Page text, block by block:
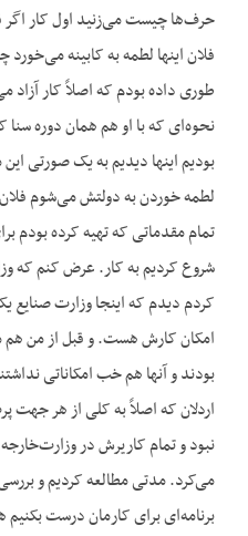
حرف‌ها چیست می‌زنید اول کار اگر
فلان اینها لطمه به کابینه می‌خورد
طوری داده بودم که اصلاً کار آزاد
نحوه‌ای که با او هم همان دوره
بودیم اینها دیدیم به یک صورتی
لطمه خوردن به دولتش می‌شوم
تمام مقدماتی که تهیه کرده بودم
شروع کردیم به کار. عرض کنم که
کردم دیدم که اینجا وزارت
امکان کارش هست. و قبل از من هم
بودند و آنها هم خب امکاناتی
اردلان که اصلاً به کلی از هر جهت
نبود و تمام کاریرش در
می‌کرد. مدتی مطالعه کردیم و
برنامه‌ای برای کارمان درست